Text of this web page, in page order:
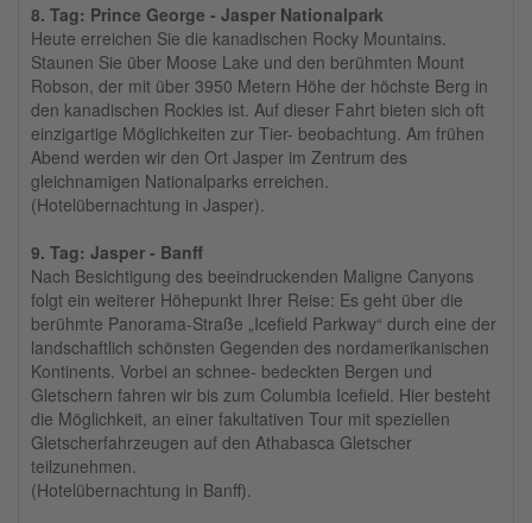
8. Tag: Prince George - Jasper Nationalpark
Heute erreichen Sie die kanadischen Rocky Mountains.
Staunen Sie über Moose Lake und den berühmten Mount
Robson, der mit über 3950 Metern Höhe der höchste Berg in
den kanadischen Rockies ist. Auf dieser Fahrt bieten sich oft
einzigartige Möglichkeiten zur Tier- beobachtung. Am frühen
Abend werden wir den Ort Jasper im Zentrum des
gleichnamigen Nationalparks erreichen.
(Hotelübernachtung in Jasper).
9. Tag: Jasper - Banff
Nach Besichtigung des beeindruckenden Maligne Canyons
folgt ein weiterer Höhepunkt Ihrer Reise: Es geht über die
berühmte Panorama-Straße „Icefield Parkway“ durch eine der
landschaftlich schönsten Gegenden des nordamerikanischen
Kontinents. Vorbei an schnee- bedeckten Bergen und
Gletschern fahren wir bis zum Columbia Icefield. Hier besteht
die Möglichkeit, an einer fakultativen Tour mit speziellen
Gletscherfahrzeugen auf den Athabasca Gletscher
teilzunehmen.
(Hotelübernachtung in Banff).